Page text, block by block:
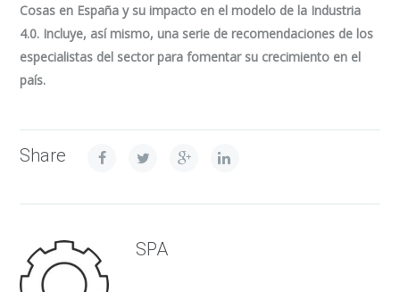
Cosas en España y su impacto en el modelo de la Industria
4.0. Incluye, así mismo, una serie de recomendaciones de los
especialistas del sector para fomentar su crecimiento en el
país.
Share
SPA